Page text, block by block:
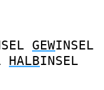
GEWINSEL
HALBINSEL